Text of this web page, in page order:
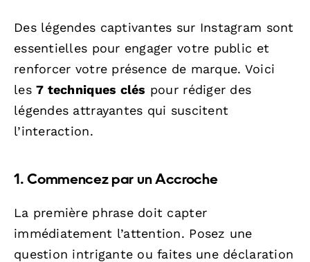
Des légendes captivantes sur Instagram sont
essentielles pour engager votre public et
renforcer votre présence de marque. Voici
les7 techniques clés pour rédiger des
légendes attrayantes qui suscitent
l’interaction.
1. Commencez par un Accroche
La première phrase doit capter
immédiatement l’attention. Posez une
question intrigante ou faites une déclaration